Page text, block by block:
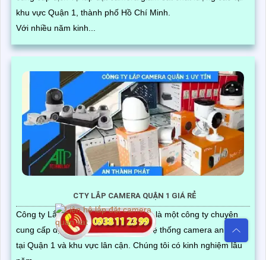
khu vực Quận 1, thành phố Hồ Chí Minh.
Với nhiều năm kinh...
CTY LẮP CAMERA QUẬN 1 GIÁ RẺ
Công ty Lắp Camera Quận 1 Giá Rẻ là một công ty chuyên
cung cấp dịch vụ lắp đặt và bảo trì hệ thống camera an ninh
tại Quận 1 và khu vực lân cận. Chúng tôi có kinh nghiệm lâu